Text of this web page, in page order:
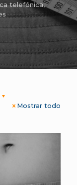
telefónica,
Mostrar todo